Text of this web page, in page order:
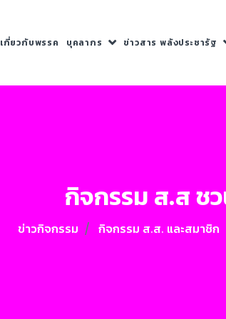
เกี่ยวกับพรรค บุคลากร ข่าวสาร พลังประชารัฐ
กิจกรรม ส.ส ช
ข่าวกิจกรรม กิจกรรม ส.ส. และสมาชิก